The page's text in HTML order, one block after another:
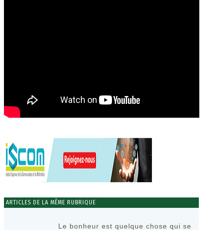
ARTICLES DE LA MÊME RUBRIQUE
Le bonheur est quelque chose qui se